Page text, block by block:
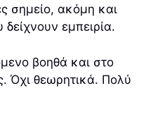
σημείο, ακόμη και
δείχνουν εμπειρία.
βοηθά και στο
Όχι θεωρητικά. Πολύ